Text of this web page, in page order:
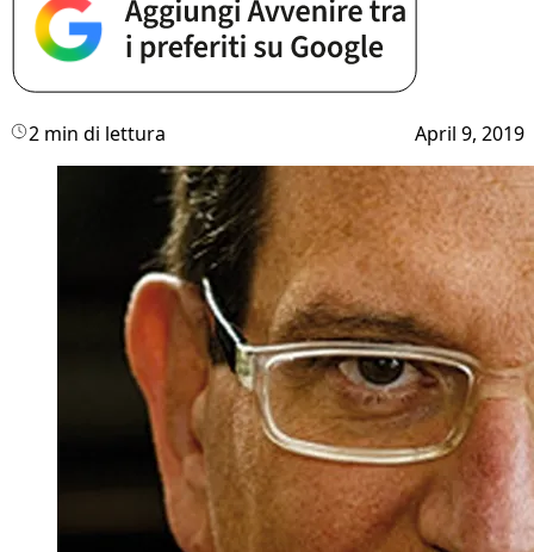
2 min di lettura April 9, 2019